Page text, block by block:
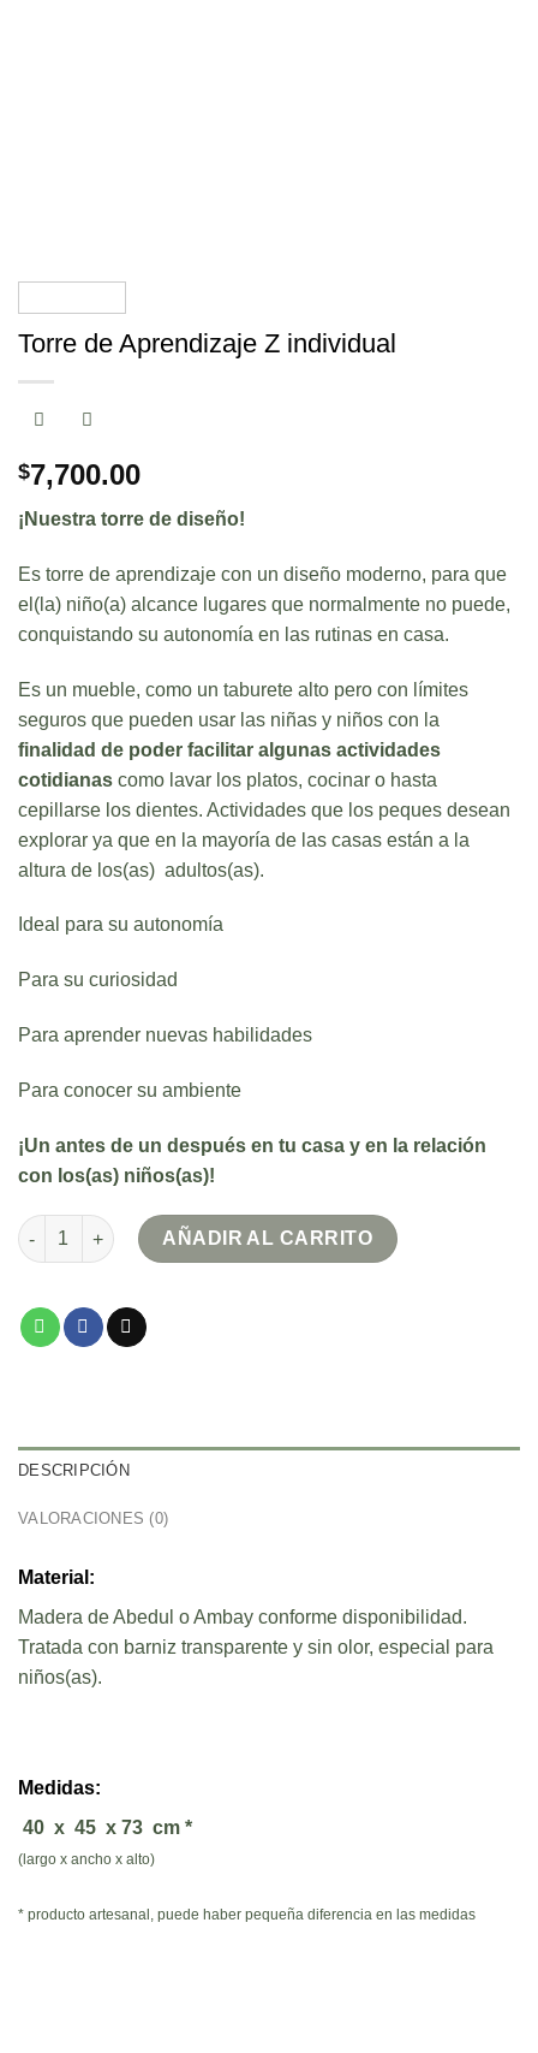
Torre de Aprendizaje Z individual
$7,700.00
¡Nuestra torre de diseño!
Es torre de aprendizaje con un diseño moderno, para que
el(la) niño(a) alcance lugares que normalmente no puede,
conquistando su autonomía en las rutinas en casa.
Es un mueble, como un taburete alto pero con límites
seguros que pueden usar las niñas y niños con la
finalidad de poder facilitar algunas actividades
cotidianas como lavar los platos, cocinar o hasta
cepillarse los dientes. Actividades que los peques desean
explorar ya que en la mayoría de las casas están a la
altura de los(as) adultos(as).
Ideal para su autonomía
Para su curiosidad
Para aprender nuevas habilidades
Para conocer su ambiente
¡Un antes de un después en tu casa y en la relación
con los(as) niños(as)!
Torre de Aprendizaje Z individual cantidad
AÑADIR AL CARRITO
DESCRIPCIÓN
VALORACIONES (0)
Material:
Madera de Abedul o Ambay conforme disponibilidad.
Tratada con barniz transparente y sin olor, especial para
niños(as).
Medidas:
40 x 45 x 73 cm *
(largo x ancho x alto)
* producto artesanal, puede haber pequeña diferencia en las medidas